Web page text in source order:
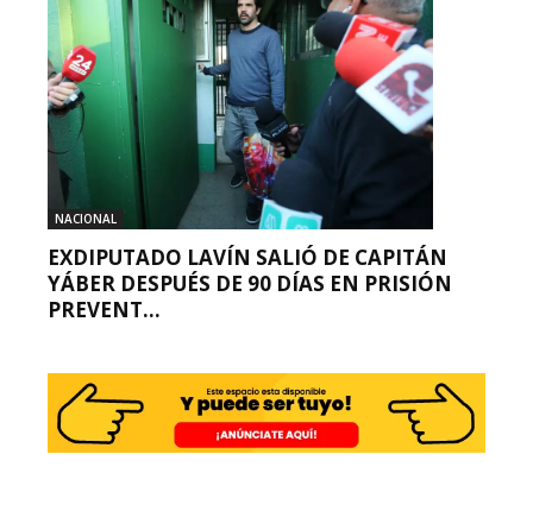
NACIONAL
EXDIPUTADO LAVÍN SALIÓ DE CAPITÁN
YÁBER DESPUÉS DE 90 DÍAS EN PRISIÓN
PREVENT...